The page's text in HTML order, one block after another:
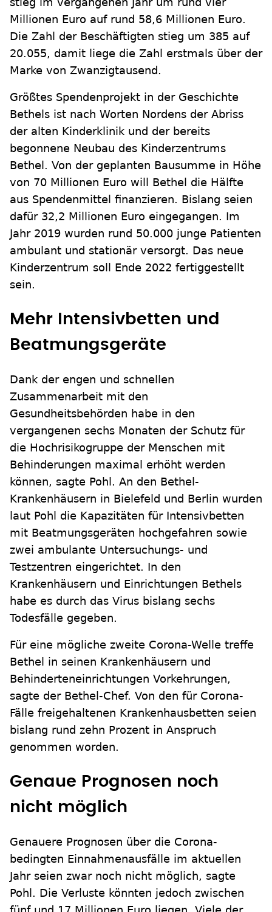
Millionen Euro auf rund 58,6 Millionen Euro.
Die Zahl der Beschäftigten stieg um 385 auf
20.055, damit liege die Zahl erstmals über der
Marke von Zwanzigtausend.
Größtes Spendenprojekt in der Geschichte
Bethels ist nach Worten Nordens der Abriss
der alten Kinderklinik und der bereits
begonnene Neubau des Kinderzentrums
Bethel. Von der geplanten Bausumme in Höhe
von 70 Millionen Euro will Bethel die Hälfte
aus Spendenmittel finanzieren. Bislang seien
dafür 32,2 Millionen Euro eingegangen. Im
Jahr 2019 wurden rund 50.000 junge Patienten
ambulant und stationär versorgt. Das neue
Kinderzentrum soll Ende 2022 fertiggestellt
sein.
Mehr Intensivbetten und
Beatmungsgeräte
Dank der engen und schnellen
Zusammenarbeit mit den
Gesundheitsbehörden habe in den
vergangenen sechs Monaten der Schutz für
die Hochrisikogruppe der Menschen mit
Behinderungen maximal erhöht werden
können, sagte Pohl. An den Bethel-
Krankenhäusern in Bielefeld und Berlin wurden
laut Pohl die Kapazitäten für Intensivbetten
mit Beatmungsgeräten hochgefahren sowie
zwei ambulante Untersuchungs- und
Testzentren eingerichtet. In den
Krankenhäusern und Einrichtungen Bethels
habe es durch das Virus bislang sechs
Todesfälle gegeben.
Für eine mögliche zweite Corona-Welle treffe
Bethel in seinen Krankenhäusern und
Behinderteneinrichtungen Vorkehrungen,
sagte der Bethel-Chef. Von den für Corona-
Fälle freigehaltenen Krankenhausbetten seien
bislang rund zehn Prozent in Anspruch
genommen worden.
Genaue Prognosen noch
nicht möglich
Genauere Prognosen über die Corona-
bedingten Einnahmenausfälle im aktuellen
Jahr seien zwar noch nicht möglich, sagte
Pohl. Die Verluste könnten jedoch zwischen